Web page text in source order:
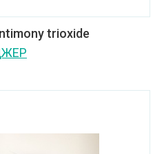
trioxide